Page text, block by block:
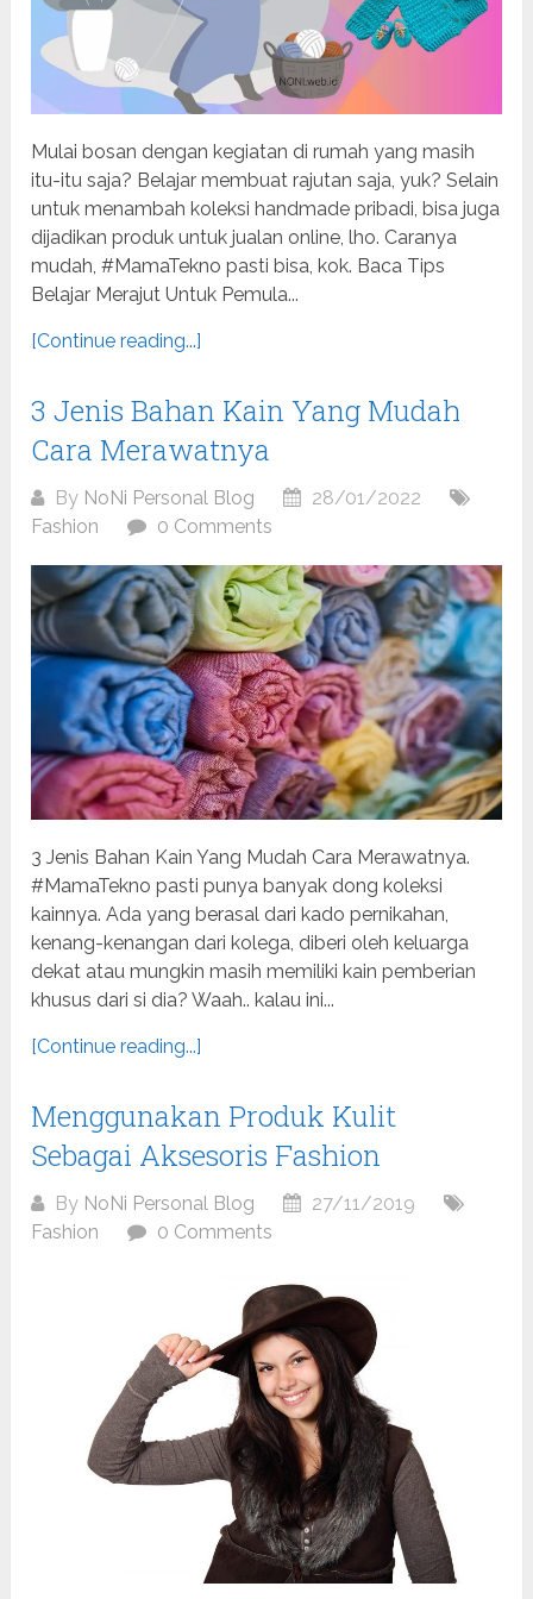
Mulai bosan dengan kegiatan di rumah yang masih
itu-itu saja? Belajar membuat rajutan saja, yuk? Selain
untuk menambah koleksi handmade pribadi, bisa juga
dijadikan produk untuk jualan online, lho. Caranya
mudah, #MamaTekno pasti bisa, kok. Baca Tips
Belajar Merajut Untuk Pemula...
[Continue reading...]
3 Jenis Bahan Kain Yang Mudah
Cara Merawatnya
By NoNi Personal Blog
28/01/2022
Fashion
0 Comments
3 Jenis Bahan Kain Yang Mudah Cara Merawatnya.
#MamaTekno pasti punya banyak dong koleksi
kainnya. Ada yang berasal dari kado pernikahan,
kenang-kenangan dari kolega, diberi oleh keluarga
dekat atau mungkin masih memiliki kain pemberian
khusus dari si dia? Waah.. kalau ini...
[Continue reading...]
Menggunakan Produk Kulit
Sebagai Aksesoris Fashion
By NoNi Personal Blog
27/11/2019
Fashion
0 Comments